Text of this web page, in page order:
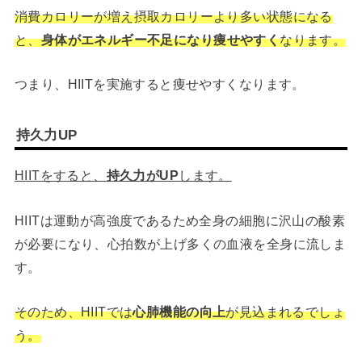
消費カロリーが増え摂取カロリーより多い状態になる
と、身体がエネルギー不足になり痩せやすくなります。
つまり、HIITを実施すると痩せやすくなります。
持久力UP
HIITをすると、 持久力がUP します。
HIITは運動が高強度であるため全身の細胞に沢山の酸素
が必要になり、心拍数が上げ多くの血液を全身に流しま
す。
そのため、HIITでは心肺機能の向上が見込まれるでしょ
う。